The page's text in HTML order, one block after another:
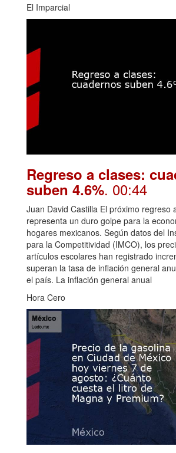
El Imparcial
Regreso a clases:
suben 4.6%. 00:44
Juan David Castilla El próximo regreso
representa un duro golpe para la
hogares mexicanos. Según datos del
para la Competitividad (IMCO), los
artículos escolares han registrado
superan la tasa de inflación general
el país. La inflación general anual
Hora Cero